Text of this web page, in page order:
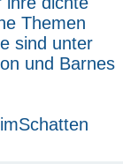
Themen
sind unter
und Barnes